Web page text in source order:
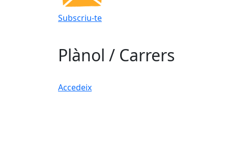
Subscriu-te
Plànol / Carrers
Accedeix